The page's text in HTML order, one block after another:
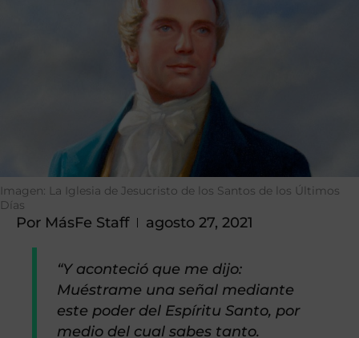
Imagen: La Iglesia de Jesucristo de los Santos de los Últimos
Días
Por MásFe Staff agosto 27, 2021
“Y aconteció que me dijo:
Muéstrame una señal mediante
este poder del Espíritu Santo, por
medio del cual sabes tanto.